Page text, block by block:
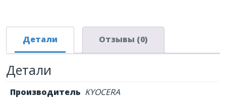
Детали Отзывы (0)
Детали
Производитель KYOCERA